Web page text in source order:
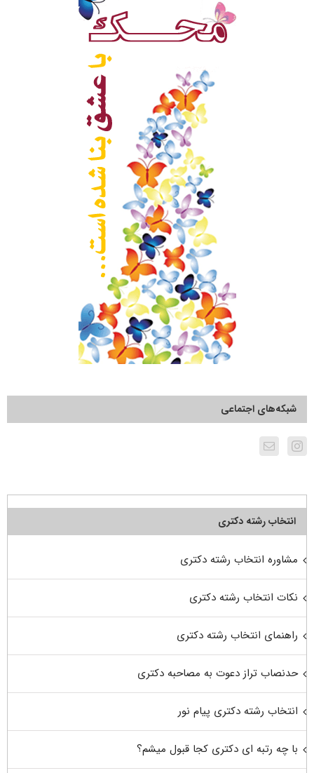
شبکه‌های اجتماعی
انتخاب رشته دکتری
مشاوره انتخاب رشته دکتری
نکات انتخاب رشته دکتری
راهنمای انتخاب رشته دکتری
حدنصاب تراز دعوت به مصاحبه دکتری
انتخاب رشته دکتری پیام نور
با چه رتبه ای دکتری کجا قبول میشم؟